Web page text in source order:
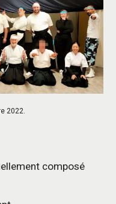
2022.
composé